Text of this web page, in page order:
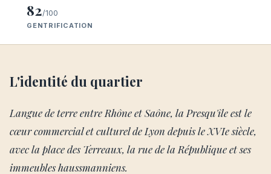
82/100
GENTRIFICATION
L'identité du quartier
Langue de terre entre Rhône et Saône, la Presqu'île est le
cœur commercial et culturel de Lyon depuis le XVIe siècle,
avec la place des Terreaux, la rue de la République et ses
immeubles haussmanniens.